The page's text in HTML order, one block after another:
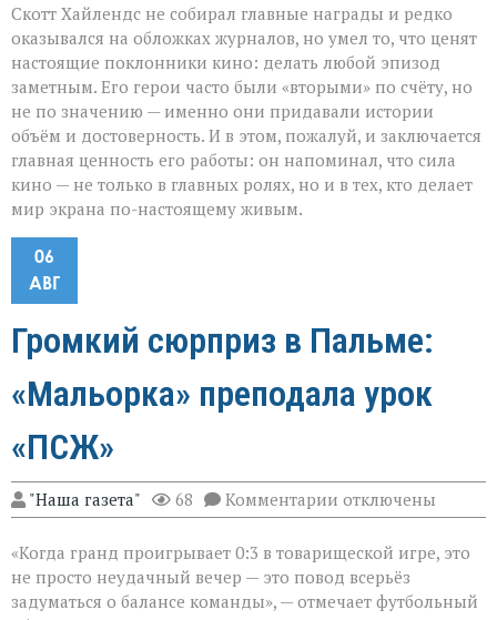
Скотт Хайлендс не собирал главные награды и редко
оказывался на обложках журналов, но умел то, что ценят
настоящие поклонники кино: делать любой эпизод
заметным. Его герои часто были «вторыми» по счёту, но
не по значению — именно они придавали истории
объём и достоверность. И в этом, пожалуй, и заключается
главная ценность его работы: он напоминал, что сила
кино — не только в главных ролях, но и в тех, кто делает
мир экрана по-настоящему живым.
06
АВГ
Громкий сюрприз в Пальме:
«Мальорка» преподала урок
«ПСЖ»
"Наша газета" 68 Комментарии к
записи
сюрприз
в
Пальме:
«Мальорка»
отключены
«Когда гранд проигрывает 0:3 в товарищеской игре, это
не просто неудачный вечер — это повод всерьёз
задуматься о балансе команды», — отмечает футбольный